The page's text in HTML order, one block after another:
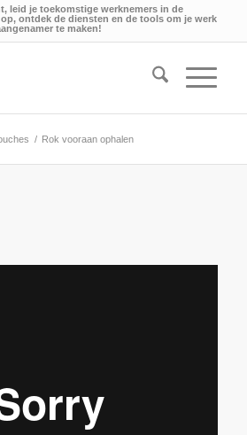
leid je toekomstige werknemers in de
ontdek de diensten en de tools om je werk
te maken!
/ Rok vooraan ophalen